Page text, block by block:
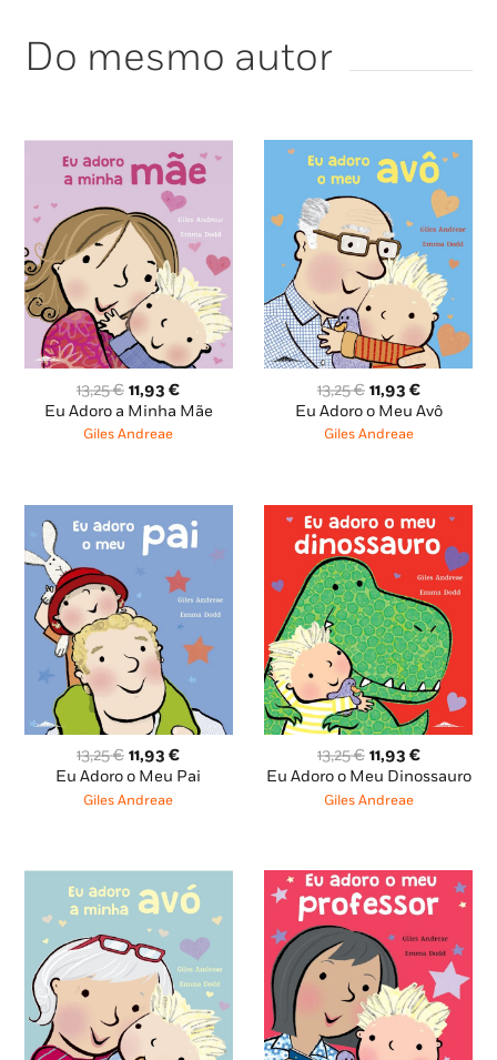
Do mesmo autor
13,25€ O
preço
original
11,93€O
preço
Eu Adoro a Minha Mãe
Giles Andreae
13,25€ O
preço
original
11,93 €O
preço
Eu Adoro o Meu Avô
Giles Andreae
13,25€ O
preço
original
11,93€O
preço
Eu Adoro o Meu Pai
Giles Andreae
13,25€ O
preço
original
11,93 €O
preço
Eu Adoro o Meu Dinossauro
Giles Andreae